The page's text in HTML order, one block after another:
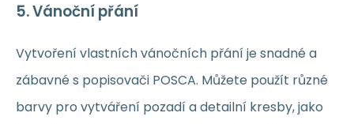
5.Vánoční přání
Vytvoření vlastních vánočních přání je snadné a
zábavné s popisovači POSCA. Můžete použít různé
barvy pro vytváření pozadí a detailní kresby, jako